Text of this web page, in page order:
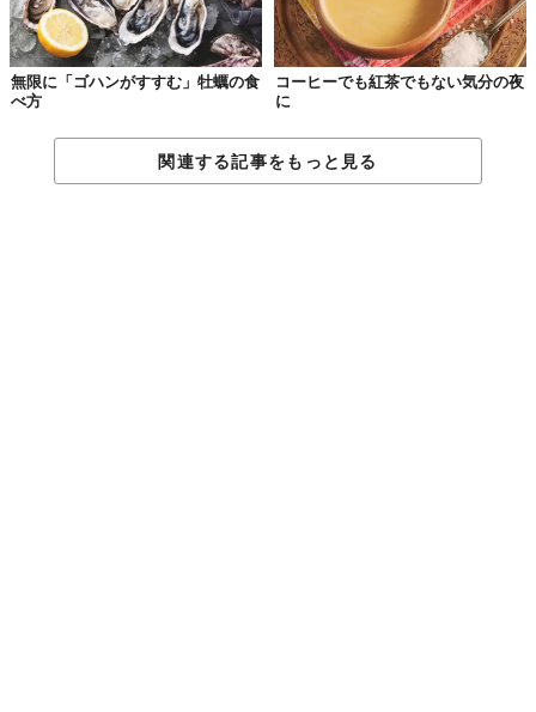
無限に「ゴハンがすすむ」牡蠣の食
べ方
コーヒーでも紅茶でもない気分の夜
に
関連する記事をもっと見る